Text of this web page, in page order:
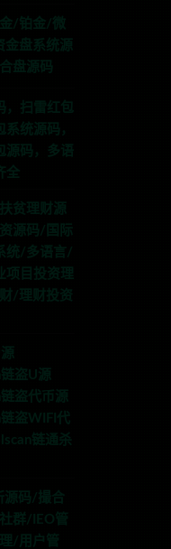
/铂金/微
盘系统源
盘源码
，扫雷红包
系统源码，
源码，多语
全
贫理财源
源码/国际
统/多语言/
项目投资理
/理财投资
盗U源
盗代币源
盗WIFI代
链通杀
源码/撮合
群/IEO管
/用户管